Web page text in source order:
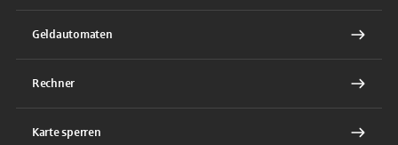
Geldautomaten
Rechner
Karte sperren